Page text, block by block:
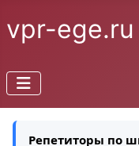
vpr-ege.ru
Репетиторы по